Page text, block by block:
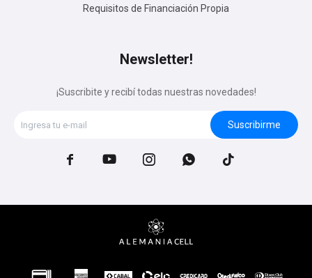
Requisitos de Financiación Propia
Newsletter!
¡Suscribite y recibí todas nuestras novedades!
Suscribirme
    